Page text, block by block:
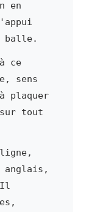
en
balle.
ce
sens
plaquer
tout
anglais,
Il